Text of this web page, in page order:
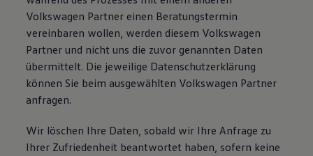
Volkswagen Partner einen Beratungstermin
vereinbaren wollen, werden diesem Volkswagen
Partner und nicht uns die zuvor genannten Daten
übermittelt. Die jeweilige Datenschutzerklärung
können Sie beim ausgewählten Volkswagen Partner
anfragen.
Wir löschen Ihre Daten, sobald wir Ihre Anfrage zu
Ihrer Zufriedenheit beantwortet haben, sofern keine